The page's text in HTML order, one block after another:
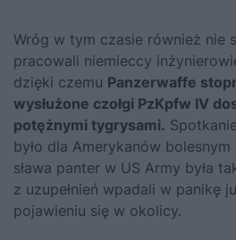
Wróg w tym czasie również nie
pracowali niemieccy
dzięki czemu Panzerwaffe
wysłużone czołgi PzKpfw IV
potężnymi tygrysami.
było dla Amerykanów bolesnym
sława panter w US Army była
z uzupełnień wpadali w panikę
pojawieniu się w okolicy.